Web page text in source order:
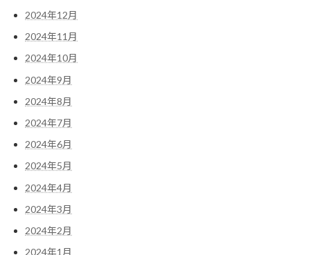
2024年12月
2024年11月
2024年10月
2024年9月
2024年8月
2024年7月
2024年6月
2024年5月
2024年4月
2024年3月
2024年2月
2024年1月